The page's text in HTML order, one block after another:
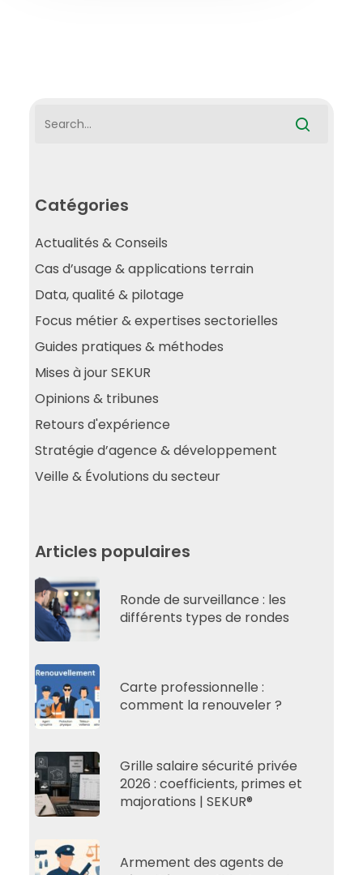
Catégories
Actualités & Conseils
Cas d’usage & applications terrain
Data, qualité & pilotage
Focus métier & expertises sectorielles
Guides pratiques & méthodes
Mises à jour SEKUR
Opinions & tribunes
Retours d'expérience
Stratégie d’agence & développement
Veille & Évolutions du secteur
Articles populaires
Ronde de surveillance : les
différents types de rondes
Carte professionnelle :
comment la renouveler ?
Grille salaire sécurité privée
2026 : coefficients, primes et
majorations | SEKUR®
Armement des agents de